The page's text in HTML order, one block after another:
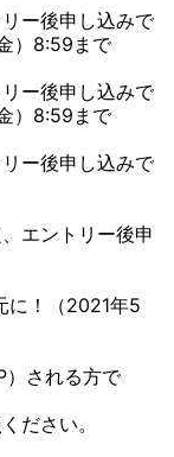
ー後申し込みで
）8:59まで
ー後申し込みで
）8:59まで
ー後申し込みで
エントリー後申
に！（2021年5
）される方で
ださい。